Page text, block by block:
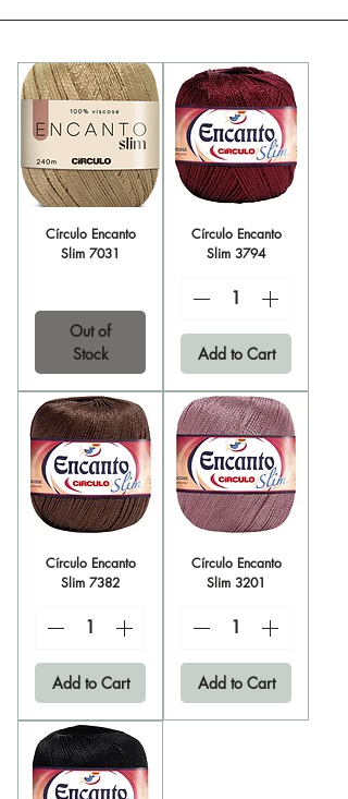
Círculo Encanto
Slim 7031
Out of
Stock
Círculo Encanto
Slim 3794
Add to Cart
Círculo Encanto
Slim 7382
Add to Cart
Círculo Encanto
Slim 3201
Add to Cart